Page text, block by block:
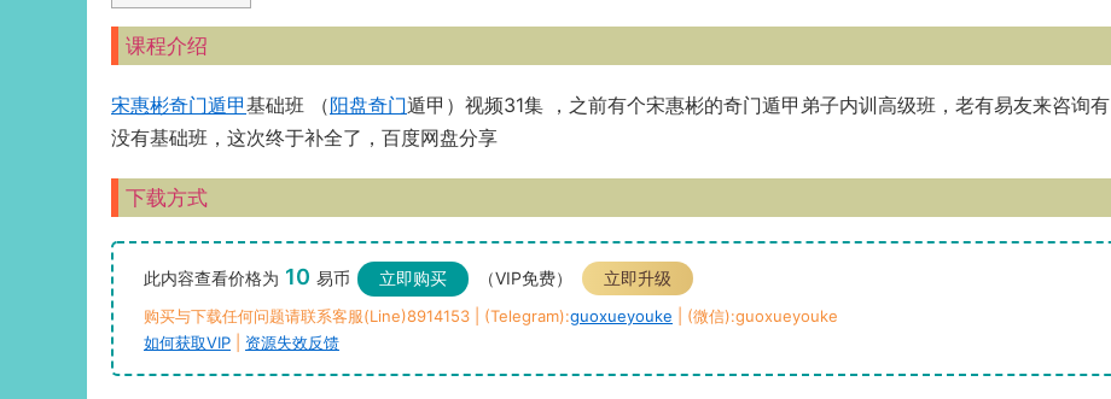
课程介绍
宋惠彬奇门遁甲基础班 （阳盘奇门遁甲）视频31集 ，之前有个宋惠彬的奇门遁甲弟子内训高级班，老有易友来咨询有
没有基础班，这次终于补全了，百度网盘分享
下载方式
此内容查看价格为 10 易币 立即购买 （VIP免费） 立即升级
购买与下载任何问题请联系客服(Line)8914153 | (Telegram):guoxueyouke | (微信):guoxueyouke
如何获取VIP
资源失效反馈